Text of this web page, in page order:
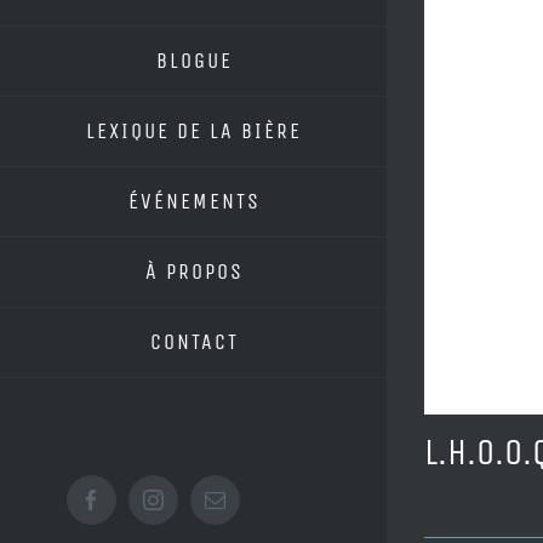
BLOGUE
LEXIQUE DE LA BIÈRE
ÉVÉNEMENTS
À PROPOS
CONTACT
FacebookInstagramEmail